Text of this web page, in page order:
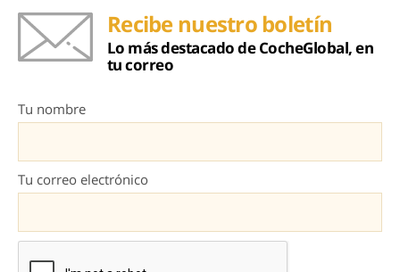
Recibe nuestro boletín
Lo más destacado de CocheGlobal, en
tu correo
Tu nombre
Tu correo electrónico